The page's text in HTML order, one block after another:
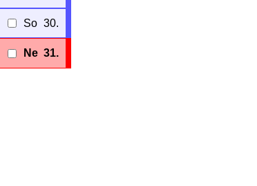
So 30.
Ne 31.